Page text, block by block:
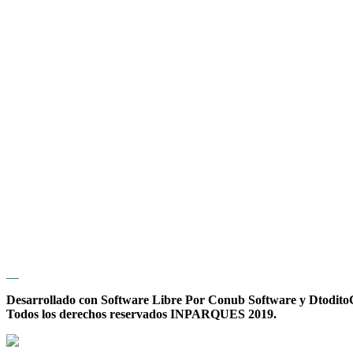
Desarrollado con Software Libre Por Conub Software y
Todos los derechos reservados INPARQUES 2019.